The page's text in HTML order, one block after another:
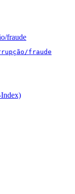
fraude
fraude